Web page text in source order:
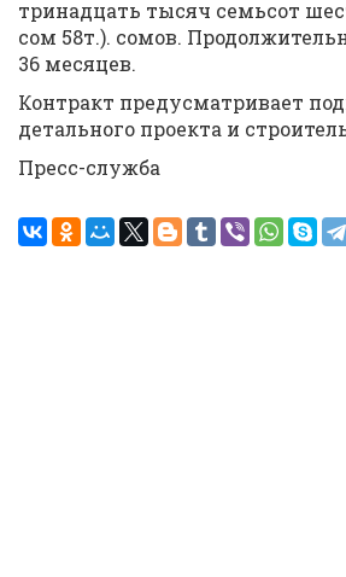
тринадцать тысяч семьсот
сом 58т.). сомов.
36 месяцев.
Контракт предусматривает
детального проекта и
Пресс-служба